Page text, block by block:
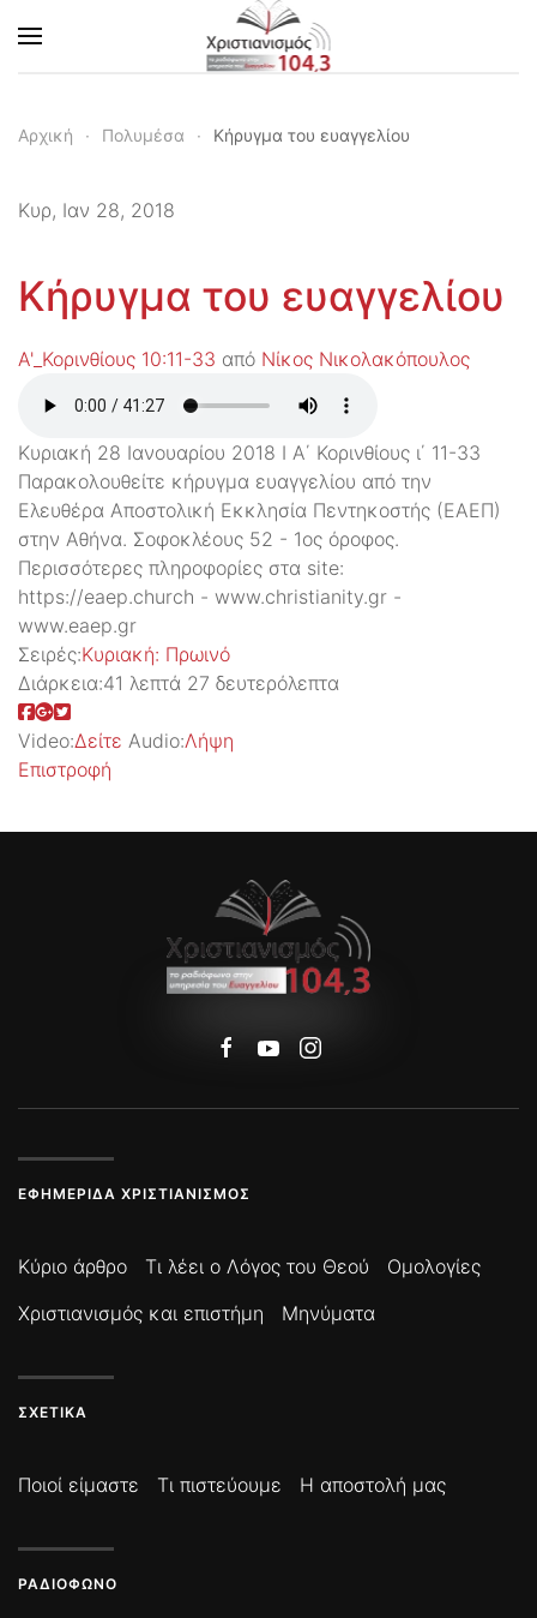
Skip to main content
Αρχική Πολυμέσα Κήρυγμα του ευαγγελίου
Κυρ, Ιαν 28, 2018
Κήρυγμα του ευαγγελίου
Α'_Κορινθίους 10:11-33 από Νίκος Νικολακόπουλος
Κυριακή 28 Ιανουαρίου 2018 Ι Α΄ Κορινθίους ι΄ 11-33
Παρακολουθείτε κήρυγμα ευαγγελίου από την
Ελευθέρα Αποστολική Εκκλησία Πεντηκοστής (ΕΑΕΠ)
στην Αθήνα. Σοφοκλέους 52 - 1ος όροφος.
Περισσότερες πληροφορίες στα site:
https://eaep.church - www.christianity.gr -
www.eaep.gr
Σειρές:Kυριακή: Πρωινό
Διάρκεια:41 λεπτά 27 δευτερόλεπτα
Video:Δείτε Audio:Λήψη
Επιστροφή
ΕΦΗΜΕΡΊΔΑ ΧΡΙΣΤΙΑΝΙΣΜΌΣ
Κύριο άρθρο Τι λέει ο Λόγος του Θεού
Ομολογίες
Χριστιανισμός και επιστήμη
Μηνύματα
ΣΧΕΤΙΚΆ
Ποιοί είμαστε Τι πιστεύουμε Η αποστολή μας
ΡΑΔΙΌΦΩΝΟ